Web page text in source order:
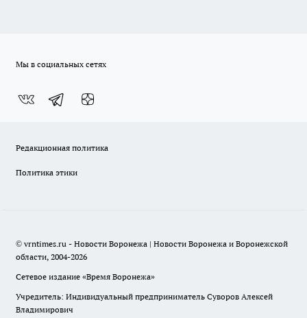
Мы в социальных сетях
Редакционная политика
Политика этики
© vrntimes.ru - Новости Воронежа | Новости Воронежа и Воронежской
области, 2004-2026
Сетевое издание «Время Воронежа»
Учредитель: Индивидуальный предприниматель Суворов Алексей
Владимирович